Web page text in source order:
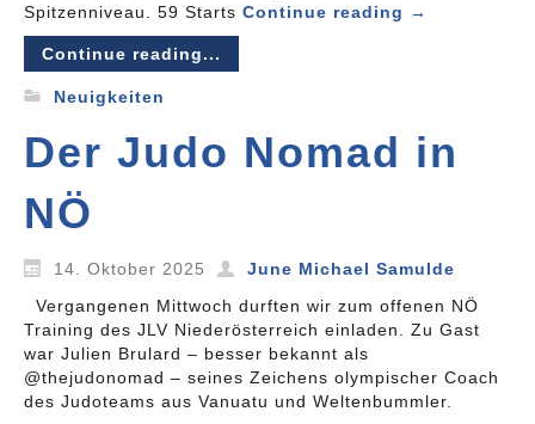
Spitzenniveau. 59 Starts Continue reading →
Continue reading...
Neuigkeiten
Der Judo Nomad in
NÖ
14. Oktober 2025
June Michael Samulde
Vergangenen Mittwoch durften wir zum offenen NÖ
Training des JLV Niederösterreich einladen. Zu Gast
war Julien Brulard – besser bekannt als
@thejudonomad – seines Zeichens olympischer Coach
des Judoteams aus Vanuatu und Weltenbummler.